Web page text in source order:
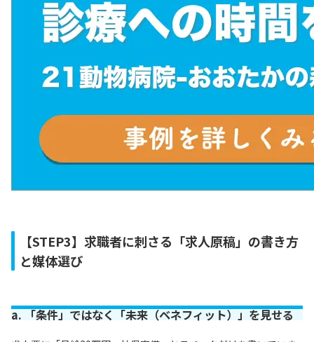
【STEP3】求職者に刺さる「求人原稿」の書き方
と媒体選び
a. 「条件」ではなく「未来（ベネフィット）」を見せる